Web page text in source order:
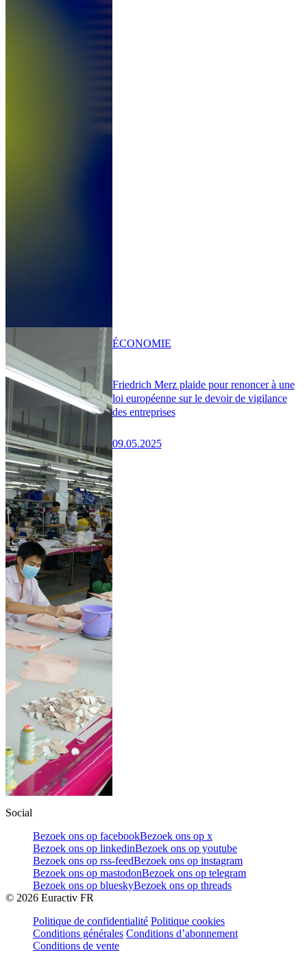
Friedrich Merz plaide pour renoncer à une
loi européenne sur le devoir de vigilance
des entreprises
09.05.2025
ÉCONOMIE
Social
Bezoek ons op facebookBezoek ons op x
Bezoek ons op linkedinBezoek ons op youtube
Bezoek ons op rss-feedBezoek ons op instagram
Bezoek ons op mastodonBezoek ons op telegram
Bezoek ons op blueskyBezoek ons op threads
© 2026 Euractiv FR
Politique de confidentialité Politique cookies
Conditions générales Conditions d’abonnement
Conditions de vente